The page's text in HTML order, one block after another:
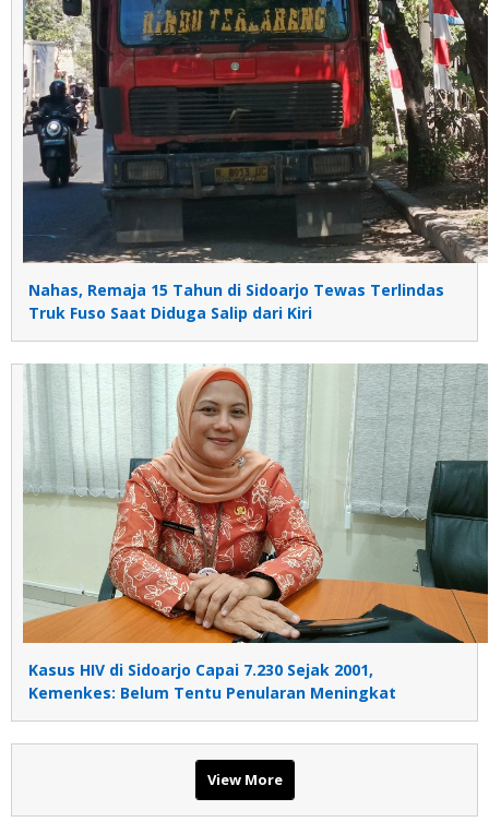
Nahas, Remaja 15 Tahun di Sidoarjo Tewas Terlindas
Truk Fuso Saat Diduga Salip dari Kiri
Kasus HIV di Sidoarjo Capai 7.230 Sejak 2001,
Kemenkes: Belum Tentu Penularan Meningkat
View More